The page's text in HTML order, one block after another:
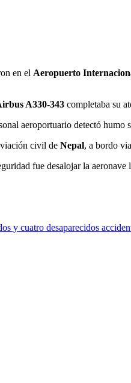
en el Aeropuerto
A330-343 completaba su
aeroportuario detectó
civil de Nepal, a bordo
fue desalojar la
y cuatro desaparecidos